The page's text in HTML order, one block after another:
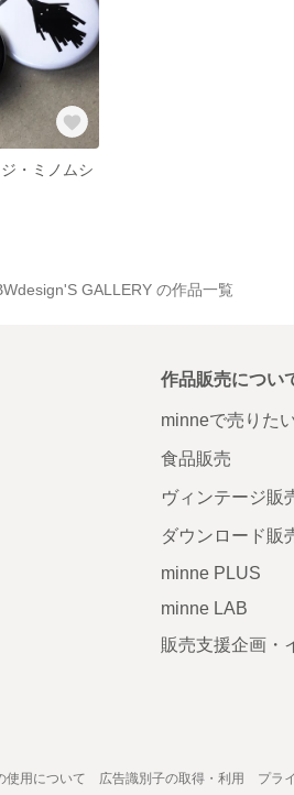
・ミノムシ
GALLERY の作品一覧
作品販売につい
minneで売りた
食品販売
ヴィンテージ販
ダウンロード販
minne PLUS
minne LAB
販売支援企画・
使用について 広告識別子の取得・利用 プラ